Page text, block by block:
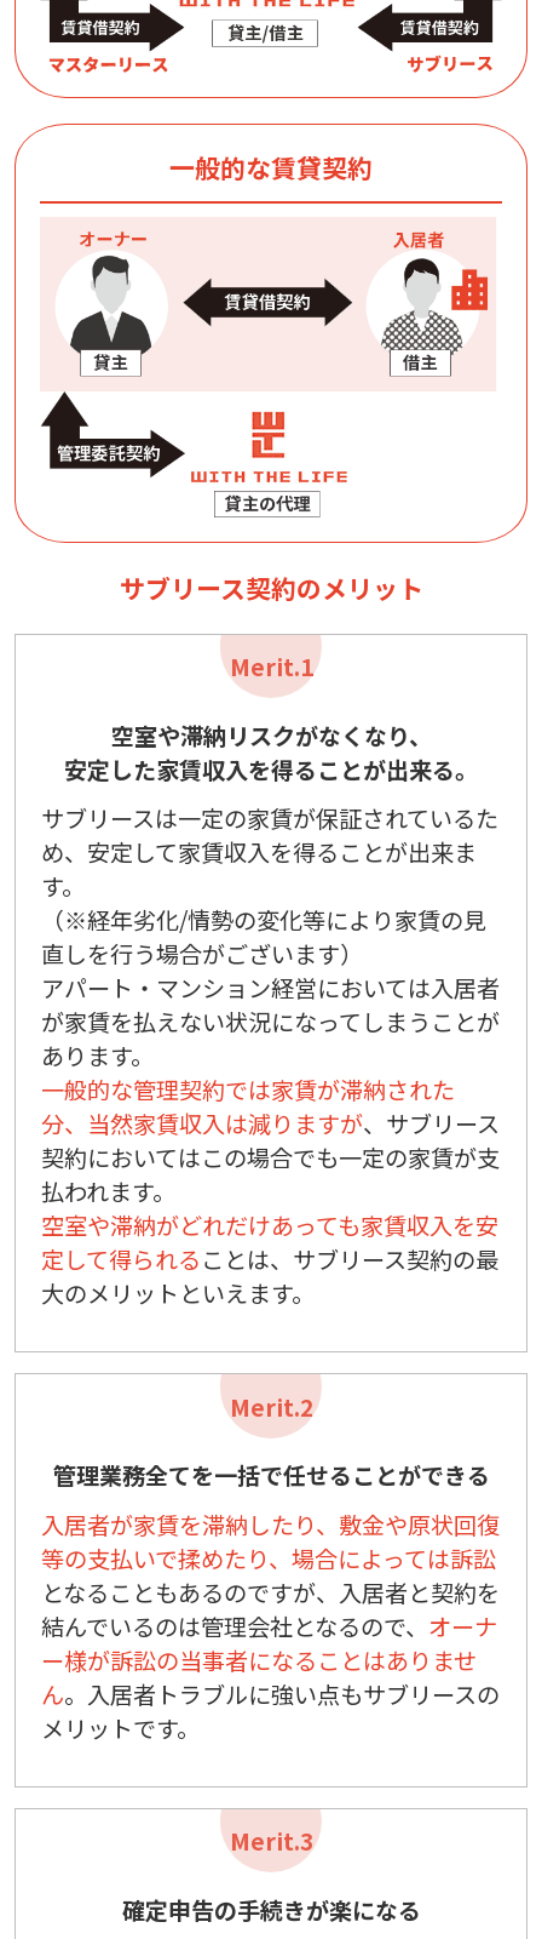
一般的な賃貸契約
サブリース契約のメリット
Merit.1
空室や滞納リスクがなくなり、
安定した家賃収入を得ることが出来る。
サブリースは一定の家賃が保証されているた
め、安定して家賃収入を得ることが出来ま
す。
（※経年劣化/情勢の変化等により家賃の見
直しを行う場合がございます）
アパート・マンション経営においては入居者
が家賃を払えない状況になってしまうことが
あります。
一般的な管理契約では家賃が滞納された
分、当然家賃収入は減りますが、サブリース
契約においてはこの場合でも一定の家賃が支
払われます。
空室や滞納がどれだけあっても家賃収入を安
定して得られることは、サブリース契約の最
大のメリットといえます。
Merit.2
管理業務全てを一括で任せることができる
入居者が家賃を滞納したり、敷金や原状回復
等の支払いで揉めたり、場合によっては訴訟
となることもあるのですが、入居者と契約を
結んでいるのは管理会社となるので、 オーナ
ー様が訴訟の当事者になることはありませ
ん。入居者トラブルに強い点もサブリースの
メリットです。
Merit.3
確定申告の手続きが楽になる